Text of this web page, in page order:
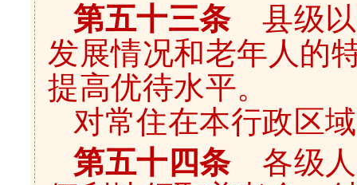
第五十三条县级以
发展情况和老年人的
提高优待水平。
对常住在本行政区
第五十四条各级人